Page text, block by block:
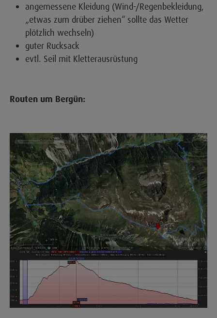
angemessene Kleidung (Wind-/Regenbekleidung,
„etwas zum drüber ziehen“ sollte das Wetter
plötzlich wechseln)
guter Rucksack
evtl. Seil mit Kletterausrüstung
Routen um Bergün: